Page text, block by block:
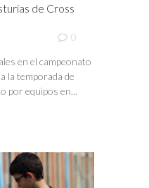
de Cross
0
en el campeonato
la temporada de
por equipos en...